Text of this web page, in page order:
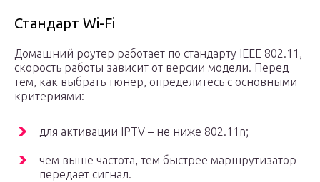
Стандарт Wi-Fi
Домашний роутер работает по стандарту IEEE 802.11,
скорость работы зависит от версии модели. Перед
тем, как выбрать тюнер, определитесь с основными
критериями:
для активации IPTV – не ниже 802.11n;
чем выше частота, тем быстрее маршрутизатор
передает сигнал.